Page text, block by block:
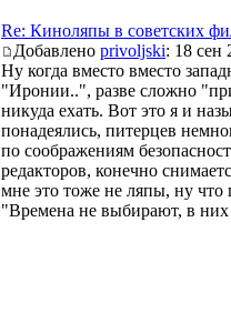
Re: Киноляпы в советских
Добавлено privoljski: 18 сен
Ну когда вместо вместо
"Иронии..", разве сложно
никуда ехать. Вот это я и
понадеялись, питерцев
по соображениям
редакторов, конечно
мне это тоже не ляпы, ну что
"Времена не выбирают, в